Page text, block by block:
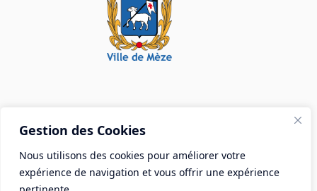
Gestion des Cookies
Nous utilisons des cookies pour améliorer votre
expérience de navigation et vous offrir une expérience
Mairie de Mèze
Place Aristide Briand - BP 28 34140 Mèze
Tél :04 67 18 30 30